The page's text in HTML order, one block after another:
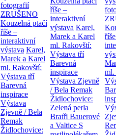
fotografií
ZRUŠENO
Kouzelná ptačí
říše –
interaktivní
výstava Karel,
Marek a Karel
ml. Rakovští:
Výstava tří
Barevná
inspirace
Výstava
Zjevně / Bela
Remak
Židlochovice:
říše –
interaktivní
výstava Karel,
Marek a Karel
ml. Rakovští:
Výstava tří
Barevná
inspirace
Výstava Zjevně
/ Bela Remak
Židlochovice:
Zelená perla
Bratři Bauerové
a Valtice S
ml.